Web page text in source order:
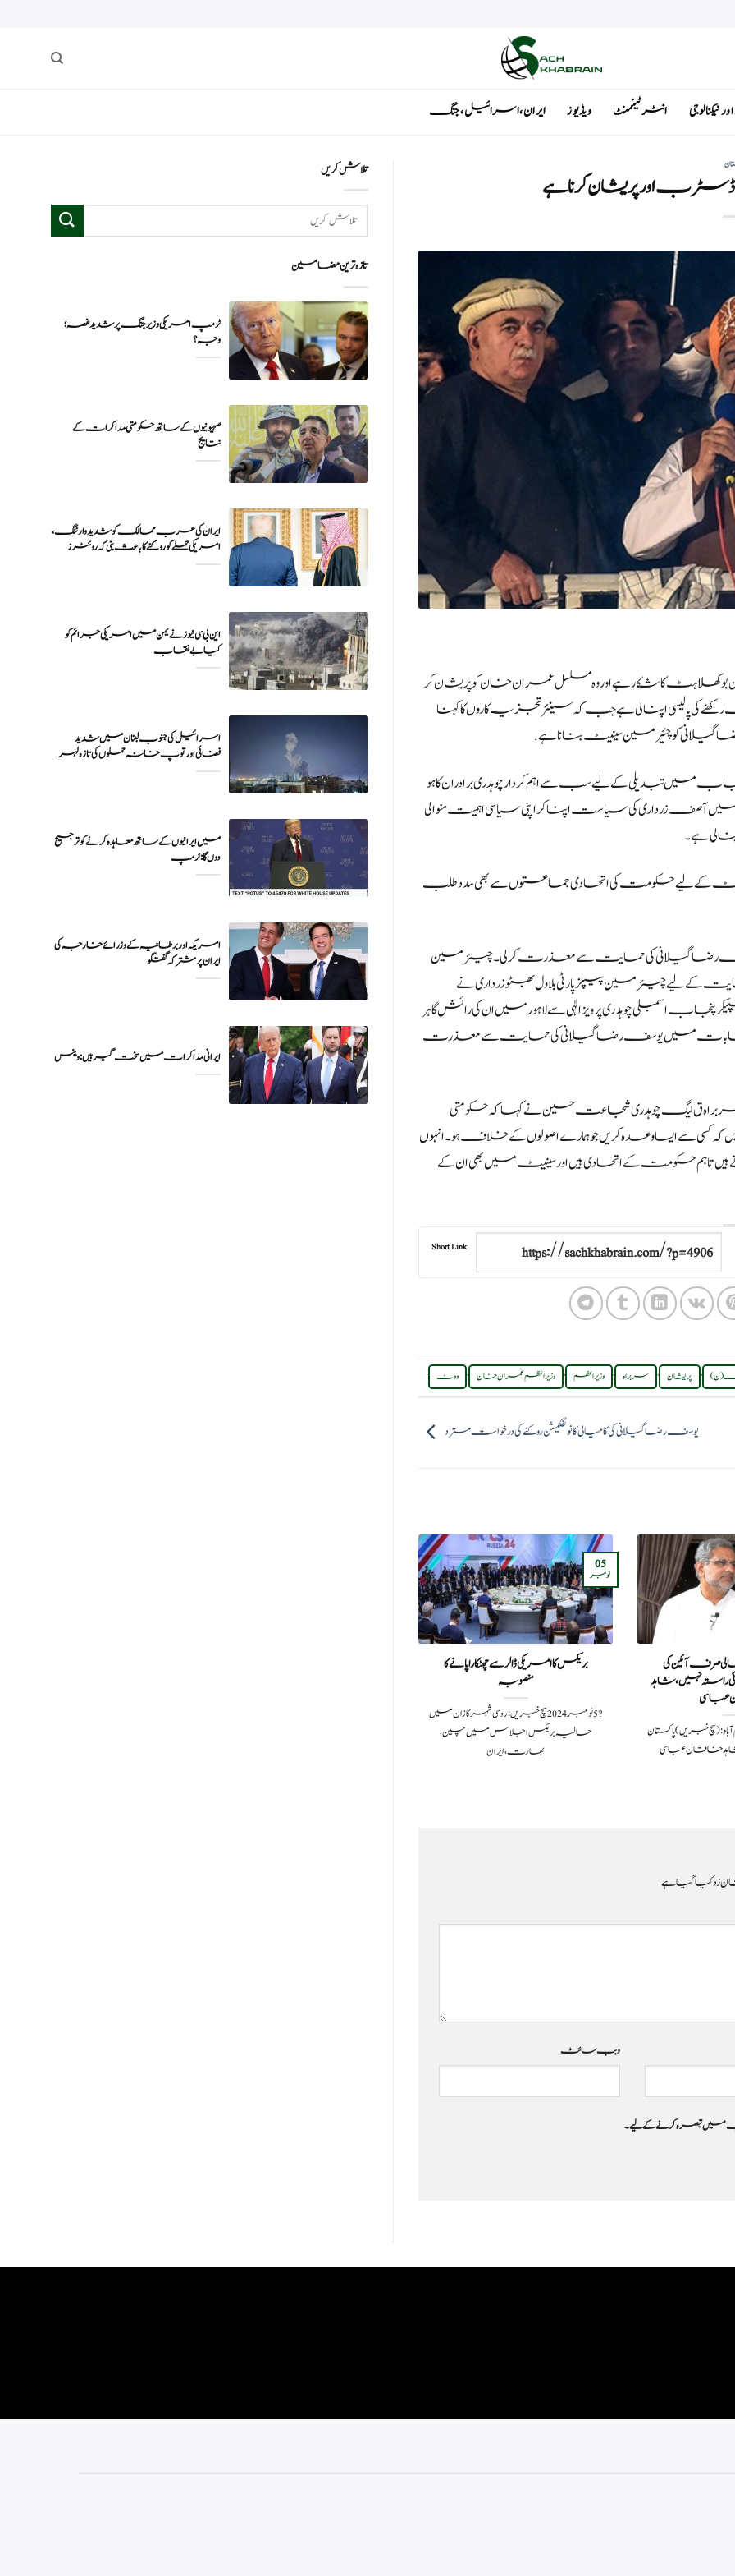
انٹرٹینمنٹ ویڈیوز ایران ، اسرائیل ، جنگ
ڈسٹرب اور پریشان کرنا ہے
کا شکار ہے اور وہ مسلسل عمران خان کو پریشان کر
کی پالیسی اپنا لی ہےجب کہ سینئر تجزیہ کاروں کا کہنا
گیلانی کو چئیرمین سینیٹ بنانا ہے.
میں تبدیلی کے لیے سب سے اہم کردار چوہدری برادران کا ہو
آصف زرداری کی سیاست اپنا کر اپنی سیاسی اہمیت منوالی
لی ہے۔
کے لیے حکومت کی اتحادی جماعتوں سے بھی مدد طلب
یوسف رضا گیلانی کی حمایت سے معذرت کرلی۔ چیئرمین
کے لیے چیئرمین پیپلزپارٹی بلاول بھٹو زرداری نے
اسمبلی چوہدری پرویز الٰہی سے لاہور میں ان کی رائش گاہر
انتخابات میں یوسف رضا گیلانی کی حمایت سے معذرت
ق لیگ چوہدری شجاعت حسین نے کہا کہ حکومتی
کہ کسی سے ایساوعدہ کریں جوہمارے اصولوں کے خلاف ہو۔ انہوں
تاہم حکومت کے اتحادی ہیں اور سینیٹ میں بھی ان کے
Short Link
(ن) , پریشان , سربراہ , وزیراعظم , وزیراعظم عمران خان , ووٹ .
یوسف رضا گیلانی کی کامیابی کا نوٹفکیشن روکنے کی درخواست مسترد
صرف آئین کی
راستہ نہیں، شاہد
2025اسلام آباد: (سچ خبریں) پاکستان
شاہد خاقان عباسی
بریکس کا امریکی ڈالر سے چھٹکارا پانے کا
منصوبہ
?️ 5 نومبر 2024سچ خبریں:روسی شہر کازان میں
حالیہ بریکس اجلاس میں چین،
بھارت، ایران
05
نومبر
زد کیا گیا ہے
ویب‌ سائٹ
جب میں تبصرہ کرنے کےلیے۔
تلاش کریں
تازہ ترین مضامین
ٹرمپ امریکی وزیر جنگ پر شدید غصہ؛
وجہ ؟
صہیونیوں کے ساتھ حکومتی مذاکرات کے
نتایج
ایران کی عرب ممالک کو شدید وارننگ،
امریکی حملے کو روکنے کا باعث بنی کہ روئٹرز
این بی سی نیوز نے یمن میں امریکی جرائم کو
اسرائیل کی جنوب لبنان میں شدید
فضائی اور توپ خانہ حملوں کی تازہ لہر
میں ایرانیوں کے ساتھ معاہدہ کرنے کو ترجیح
دوں گا : ٹرمپ
امریکہ اور برطانیہ کے وزرائے خارجہ کی
ایران پر مشترکہ گفتگو
ایرانی مذاکرات میں سخت گیر ہیں: وینس